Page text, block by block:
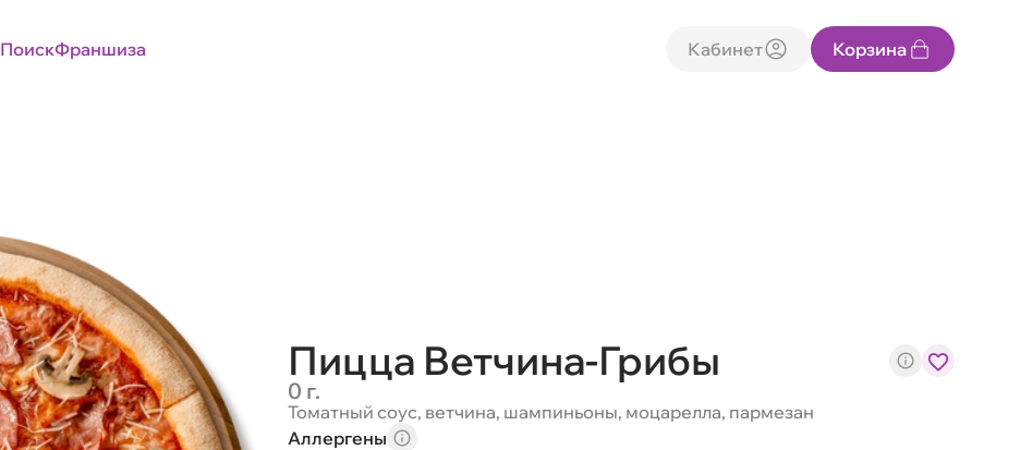
ПоискФраншиза Кабинет Корзина
Пицца Ветчина-Грибы
0 г.
Томатный соус, ветчина, шампиньоны, моцарелла, пармезан
Аллергены